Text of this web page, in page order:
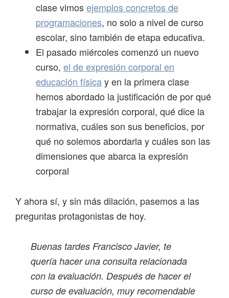
clase vimosejemplos concretos de
programaciones, no solo a nivel de curso
escolar, sino también de etapa educativa.
El pasado miércoles comenzó un nuevo
curso, el de expresión corporal en
educación físicay en la primera clase
hemos abordado la justificación de por qué
trabajar la expresión corporal, qué dice la
normativa, cuáles son sus beneficios, por
qué no solemos abordarla y cuáles son las
dimensiones que abarca la expresión
corporal
Y ahora sí, y sin más dilación, pasemos a las
preguntas protagonistas de hoy.
Buenas tardes Francisco Javier, te
quería hacer una consulta relacionada
con la evaluación. Después de hacer el
curso de evaluación, muy recomendable